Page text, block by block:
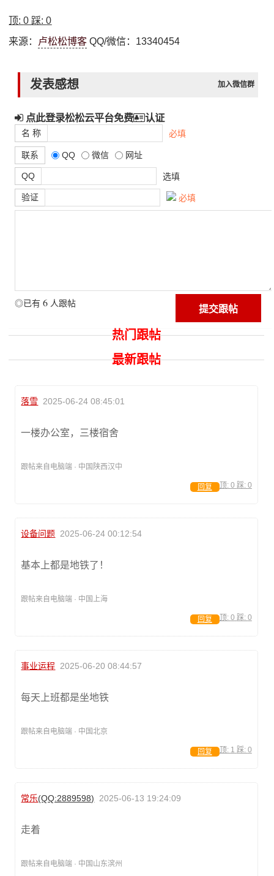
顶:0 踩:0
来源： 卢松松博客 QQ/微信：13340454
发表感想 加入微信群
点此登录松松云平台免费 认证
名 称 必填
联系 QQ 微信 网址
QQ 选填
验证 必填
◎已有 6 人跟帖
热门跟帖
最新跟帖
落雪 2025-06-24 08:45:01
一楼办公室，三楼宿舍
跟帖来自电脑端 · 中国陕西汉中
顶: 0 踩: 0
回复
设备问题 2025-06-24 00:12:54
基本上都是地铁了！
跟帖来自电脑端 · 中国上海
顶: 0 踩: 0
回复
事业运程 2025-06-20 08:44:57
每天上班都是坐地铁
跟帖来自电脑端 · 中国北京
顶: 1 踩: 0
回复
常乐(QQ:2889598) 2025-06-13 19:24:09
走着
跟帖来自电脑端 · 中国山东滨州